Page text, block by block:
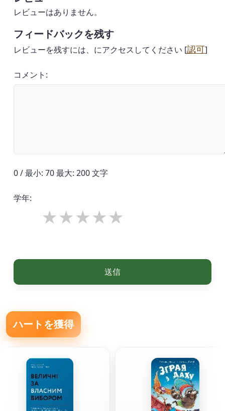
レビューはありません。
フィードバックを残す
レビューを残すには、にアクセスしてください [認可]
コメント:
0 / 最小: 70 最大: 200 文字
学年:
送信
ハートを獲得